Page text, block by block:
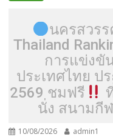
นครสวร
Thailand
การแข่งขั
ประเทศไทย ป
2569 ชมฟรี
นั่ง สนามกี
10/08/2026 admin1